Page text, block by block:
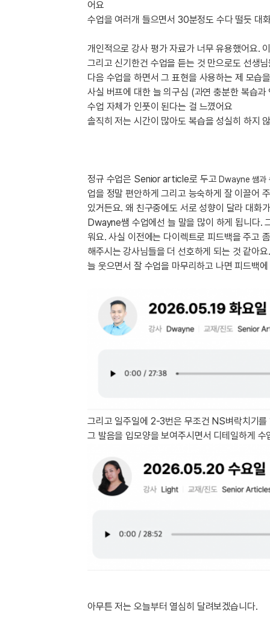
업적 트로피&퀘스트 업적 트로피
퀘스트
퀘스트
퀘스트
퀘스트
퀘스트
업적 트로피
업적 트로피
업적 트로피
[도전]이디엄퀴즈
[도전]이디엄퀴즈
[도전]이디엄퀴즈
[도전]어휘퀴즈
[도전]어휘퀴즈새글
[도전]어휘퀴즈새글
[도전]어휘퀴즈
[도전]어휘퀴즈
[도전]어휘퀴즈 새글
[도전]어휘퀴즈
유용한영어표현
유용한영어표현
유용한영어표현
유용한영어표현
유용한영어표현
유용한영어표현
어요
수업을 여러개 들으면서 30분정도 수다 떨듯 대
개인적으로 강사 평가 자료가 너무 유용했어요.
그리고 신기한건 수업을 듣는 것 만으로도 선생
다음 수업을 하면서 그 표현을 사용하는 제 모습
사실 버프에 대한 늘 의구심 (과연 충분한 복습
수업 자체가 인풋이 된다는 걸 느꼈어요
솔직히 저는 시간이 많아도 복습을 성실히 하지
정규 수업은 Senior article로 두고Dwayne 쌤과
업을 정말 편안하게 그리고 능숙하게 잘 이끌어
있거든요. 왜 친구중에도 서로 성향이 달라 대화
Dwayne쌤 수업에선 늘 말을 많이 하게 됩니다.
워요. 사실 이전에는 다이렉트로 피드백을 주고
해주시는 강사님들을 더 선호하게 되는 것 같아요.
늘 웃으면서 잘 수업을 마무리하고 나면 피드백
그리고 일주일에 2-3번은 무조건 NS벼락치기
그 발음을 입모양을 보여주시면서 디테일하게
아무튼 저는 오늘부터 열심히 달려보겠습니다.